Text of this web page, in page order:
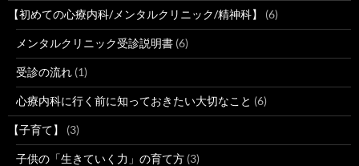
【初めての心療内科/メンタルクリニック/精神科】 (6)
メンタルクリニック受診説明書 (6)
受診の流れ (1)
心療内科に行く前に知っておきたい大切なこと (6)
【子育て】 (3)
子供の「生きていく力」の育て方 (3)